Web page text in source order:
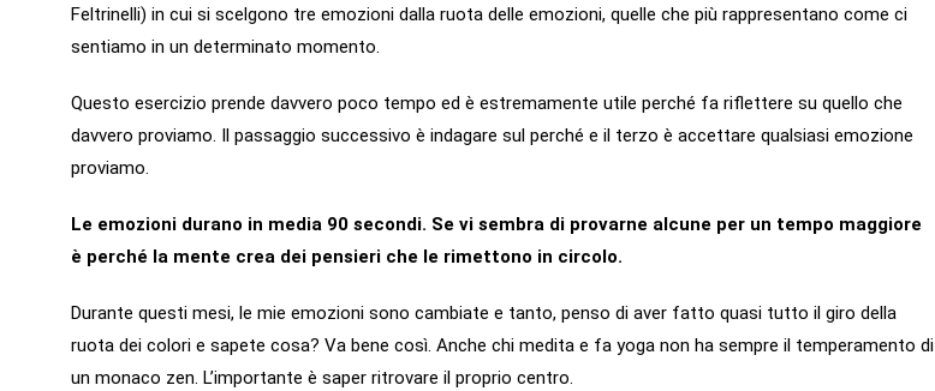
Feltrinelli) in cui si scelgono tre emozioni dalla ruota delle emozioni, quelle che più rappresentano come ci
sentiamo in un determinato momento.
Questo esercizio prende davvero poco tempo ed è estremamente utile perché fa riflettere su quello che
davvero proviamo. Il passaggio successivo è indagare sul perché e il terzo è accettare qualsiasi emozione
proviamo.
Le emozioni durano in media 90 secondi. Se vi sembra di provarne alcune per un tempo maggiore
è perché la mente crea dei pensieri che le rimettono in circolo.
Durante questi mesi, le mie emozioni sono cambiate e tanto, penso di aver fatto quasi tutto il giro della
ruota dei colori e sapete cosa? Va bene così. Anche chi medita e fa yoga non ha sempre il temperamento di
un monaco zen. L’importante è saper ritrovare il proprio centro.